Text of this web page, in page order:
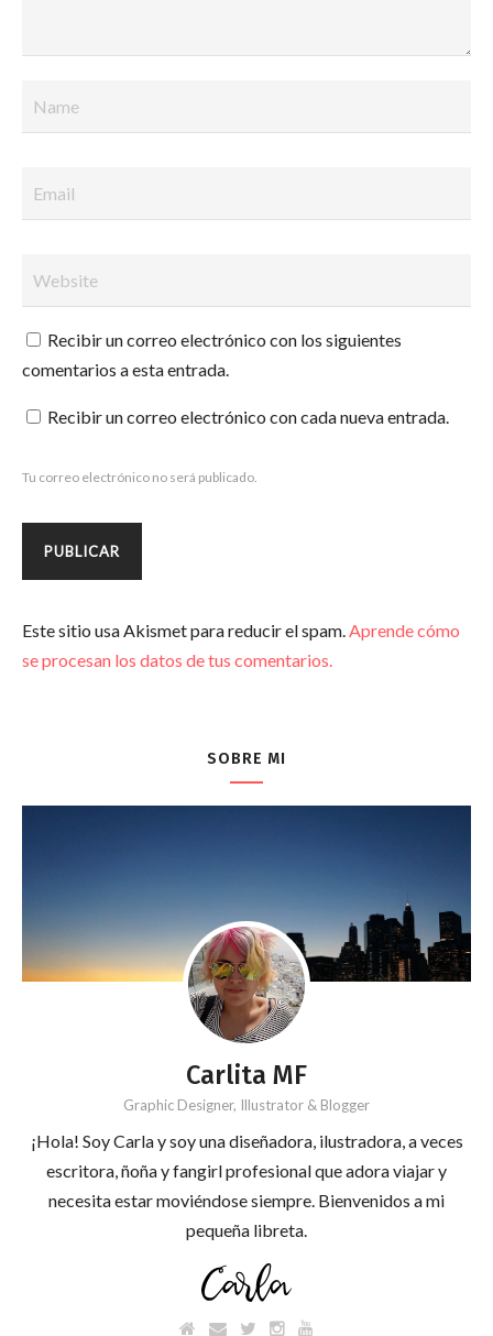
Recibir un correo electrónico con los siguientes
comentarios a esta entrada.
Recibir un correo electrónico con cada nueva entrada.
Tu correo electrónico no será publicado.
Este sitio usa Akismet para reducir el spam.Aprende cómo
se procesan los datos de tus comentarios.
SOBRE MI
Carlita MF
Graphic Designer, Illustrator & Blogger
¡Hola! Soy Carla y soy una diseñadora, ilustradora, a veces
escritora, ñoña y fangirl profesional que adora viajar y
necesita estar moviéndose siempre. Bienvenidos a mi
pequeña libreta.